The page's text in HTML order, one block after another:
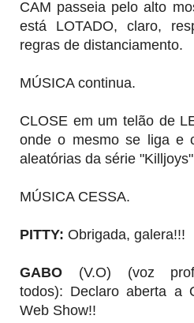
CAM passeia pelo alto
está LOTADO, claro,
regras de distanciamento.
MÚSICA continua.
CLOSE em um telão de
onde o mesmo se liga e
aleatórias da série
MÚSICA CESSA.
PITTY: Obrigada, galera!!!
GABO (V.O) (voz
todos): Declaro aberta a
Web Show!!